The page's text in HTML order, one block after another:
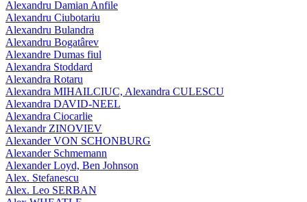
Alexandru Damian Anfile
Alexandru Ciubotariu
Alexandru Bulandra
Alexandru Bogatârev
Alexandre Dumas fiul
Alexandra Stoddard
Alexandra Rotaru
Alexandra MIHAILCIUC, Alexandra CULESCU
Alexandra DAVID-NEEL
Alexandra Ciocarlie
Alexandr ZINOVIEV
Alexander VON SCHONBURG
Alexander Schmemann
Alexander Loyd, Ben Johnson
Alex. Stefanescu
Alex. Leo SERBAN